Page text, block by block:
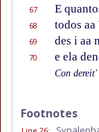
67 E
68 todos
69 des i aa
70 e ela
Con
Footnotes